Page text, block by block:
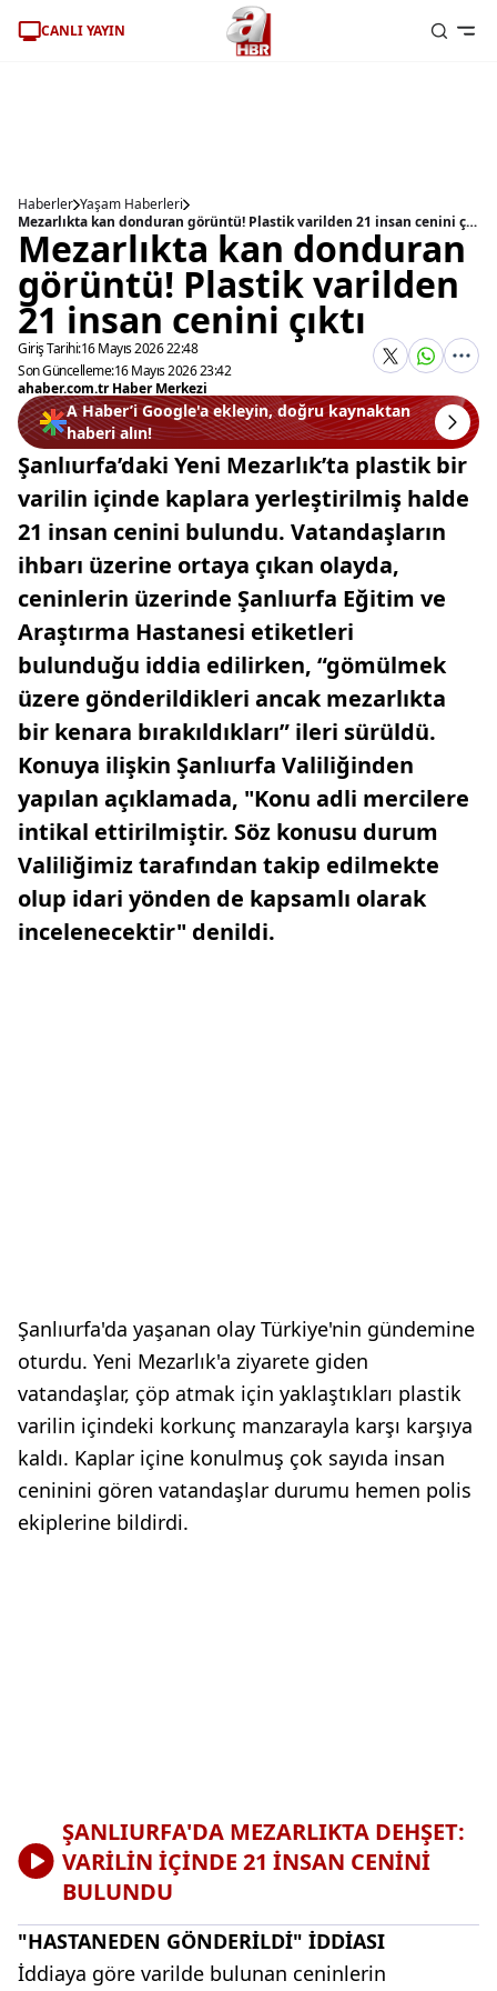
CANLI YAYIN
Haberler Yaşam Haberleri
Mezarlıkta kan donduran görüntü! Plastik varilden 21 insan cenini çıktı
Mezarlıkta kan donduran
görüntü! Plastik varilden
21 insan cenini çıktı
Giriş Tarihi:16 Mayıs 2026 22:48
Son Güncelleme:16 Mayıs 2026 23:42
ahaber.com.tr Haber Merkezi
A Haber’i Google'a ekleyin, doğru kaynaktan
haberi alın!
Şanlıurfa’daki Yeni Mezarlık’ta plastik bir
varilin içinde kaplara yerleştirilmiş halde
21 insan cenini bulundu. Vatandaşların
ihbarı üzerine ortaya çıkan olayda,
ceninlerin üzerinde Şanlıurfa Eğitim ve
Araştırma Hastanesi etiketleri
bulunduğu iddia edilirken, “gömülmek
üzere gönderildikleri ancak mezarlıkta
bir kenara bırakıldıkları” ileri sürüldü.
Konuya ilişkin Şanlıurfa Valiliğinden
yapılan açıklamada, "Konu adli mercilere
intikal ettirilmiştir. Söz konusu durum
Valiliğimiz tarafından takip edilmekte
olup idari yönden de kapsamlı olarak
incelenecektir" denildi.
Şanlıurfa'da yaşanan olay Türkiye'nin gündemine
oturdu. Yeni Mezarlık'a ziyarete giden
vatandaşlar, çöp atmak için yaklaştıkları plastik
varilin içindeki korkunç manzarayla karşı karşıya
kaldı. Kaplar içine konulmuş çok sayıda insan
ceninini gören vatandaşlar durumu hemen polis
ekiplerine bildirdi.
ŞANLIURFA'DA MEZARLIKTA DEHŞET:
VARİLİN İÇİNDE 21 İNSAN CENİNİ
BULUNDU
"HASTANEDEN GÖNDERİLDİ" İDDİASI
İddiaya göre varilde bulunan ceninlerin